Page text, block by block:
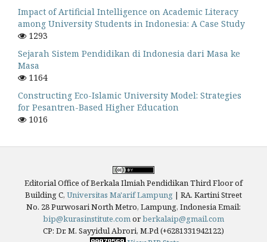
Impact of Artificial Intelligence on Academic Literacy
among University Students in Indonesia: A Case Study
1293
Sejarah Sistem Pendidikan di Indonesia dari Masa ke
Masa
1164
Constructing Eco-Islamic University Model: Strategies
for Pesantren-Based Higher Education
1016
Editorial Office of Berkala Ilmiah Pendidikan Third Floor of
Building C, Universitas Ma'arif Lampung | RA. Kartini Street
No. 28 Purwosari North Metro, Lampung, IndonesiaEmail:
bip@kurasinstitute.comorberkalaip@gmail.com
CP: Dr. M. Sayyidul Abrori, M.Pd (+6281331942122)